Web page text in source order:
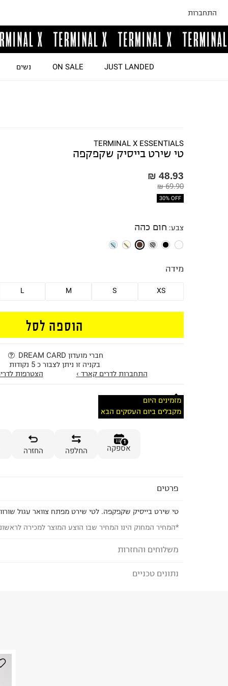
התחברות
JUST LANDED
ON SALE נשים
TERMINAL X ESSENTIALS
טי שירט בייסיק שקפקפה
48.93 ₪
69.90 ₪
30% OFF
צבע: חום כהה
מידה
XS
S
M
L
הוספה לסל
חברי מועדון DREAM CARD
בקניה זו ניתן לצבור כ 5 נקודות
התחברות לדרים קארד ›
הצטרפות
מזמינים היום
מקבלים ביום העסקים הבא
1
אספקה החלפה החזרה
פרטים
טי שירט בייסיק שקפקפה. לטי שירט מפתח צוואר עגול
*המחיר המחוק הינו המחיר שבו הוצע המוצר למכירה
משלוחים והחזרות
לבחירת בשיטת המשלוח המתאימה לכם,
לפני החזרת החבילה, חשוב להדביק את מדבקת
נתונים טכניים